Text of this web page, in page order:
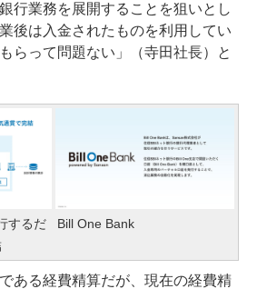
行業務を展開することを狙いとし
後は入金されたものを利用してい
らって問題ない」（寺田社長）と
するだ
Bill One Bank
ある経費精算だが、現在の経費精